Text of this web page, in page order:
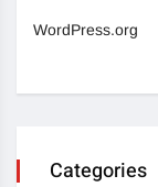
WordPress.org
Categories